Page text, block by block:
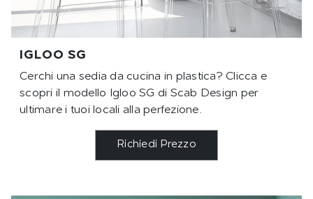
IGLOO SG
Cerchi una sedia da cucina in plastica? Clicca e
scopri il modello Igloo SG di Scab Design per
ultimare i tuoi locali alla perfezione.
Richiedi Prezzo